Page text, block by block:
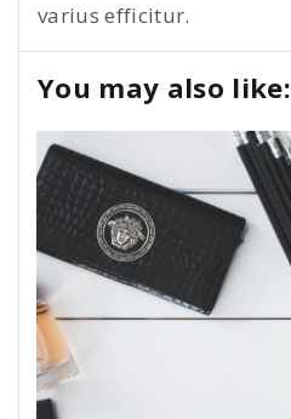
varius efficitur.
You may also like: